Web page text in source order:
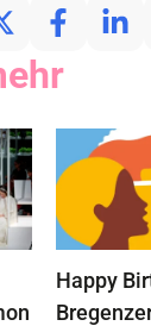
Happy